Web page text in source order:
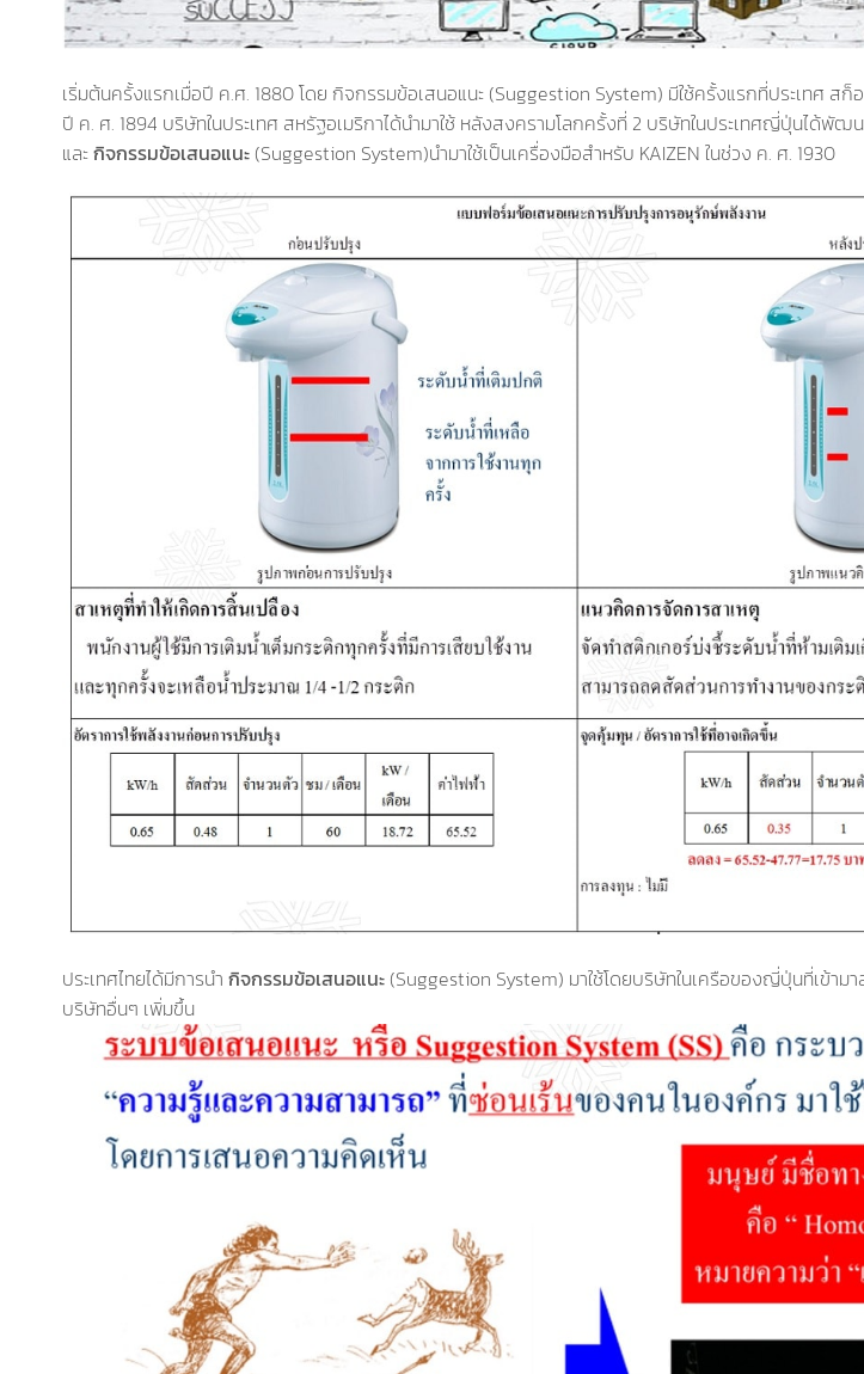
เริ่มต้นครั้งแรกเมื่อปี ค.ศ. 1880 โดย กิจกรรมข้อเสนอแนะ (Suggestion System) มีใช้ครั้งแรกที่ประเทศ ส
ปี ค. ศ. 1894 บริษัทในประเทศ สหรัฐอเมริกาได้นำมาใช้ หลังสงครามโลกครั้งที่ 2 บริษัทในประเทศญี่ปุ่นได้พัฒน
และกิจกรรมข้อเสนอแนะ (Suggestion System)นำมาใช้เป็นเครื่องมือสำหรับ KAIZEN ในช่วง ค. ศ. 1930
ประเทศไทยได้มีการนำ กิจกรรมข้อเสนอแนะ (Suggestion System) มาใช้โดยบริษัทในเครือของญี่ปุ่นที่เข้ามา
บริษัทอื่นๆ เพิ่มขึ้น